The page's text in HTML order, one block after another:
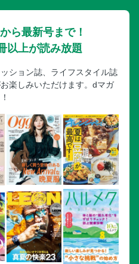
ら最新号まで！
以上が読み放題
ション誌、ライフスタイル誌
楽しみいただけます。dマガ